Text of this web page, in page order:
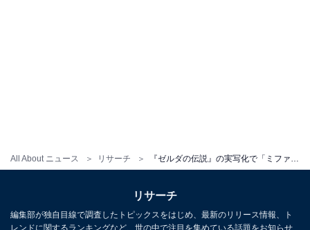
All About ニュース リサーチ
『ゼルダの伝説』の実写化で「ダルケル」を演
じてほしい俳優ランキング！ 2位「富栄ドラ
ム」、1位は？
リサーチ
編集部が独自目線で調査したトピックスをはじめ、最新のリリース情報、ト